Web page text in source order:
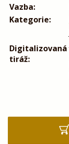
Vazba:
Kategorie:
Digitalizovaná
tiráž: